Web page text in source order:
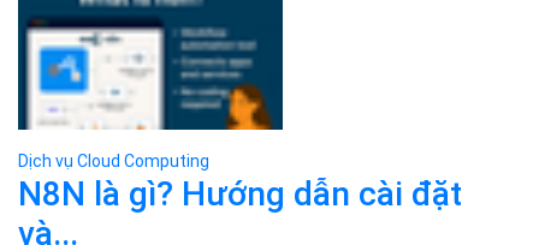
Dịch vụ Cloud Computing
Kubernetes (K8s) là gì? Tìm hiểu